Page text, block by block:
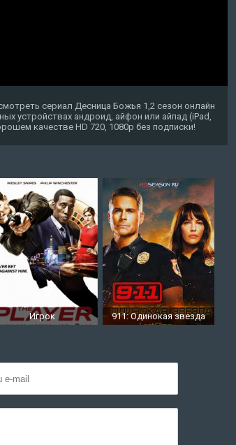
сериал Десница Божья 1,2 сезон онлайн
устройствах андроид, айфон или айпад (iPad,
качестве HD 720, 1080p без подписки!
Игрок 911: Одинокая звезда